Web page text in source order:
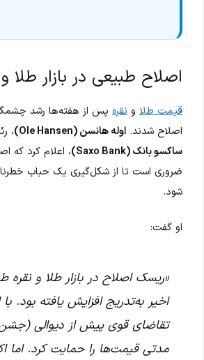
اصلاح طبیعی در بازار طلا
قیمت طلا و نقره پس از هفته‌ها رشد
اصلاح شدند. اوله هانسن (Ole Hansen)
،
ساکسو بانک (Saxo Bank)
، اعلام کرد که
ضروری است تا از شکل‌گیری یک حباب
شود.
او گفت:
«ریسک اصلاح در بازار طلا و نقره
اخیر به‌تدریج افزایش یافته بود.
تقاضای قوی پیش از دیوالی
مدتی قیمت‌ها را حمایت کرد. اما